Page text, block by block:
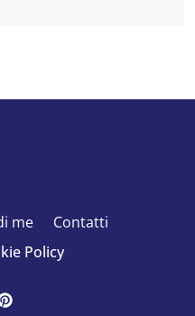
me
Contatti
Policy